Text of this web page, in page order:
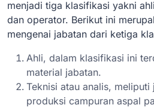
menjadi tiga klasifikasi yakni
dan operator. Berikut ini
mengenai jabatan dari ketiga
Ahli, dalam klasifikasi ini
material jabatan.
Teknisi atau analis, meliputi
produksi campuran aspal